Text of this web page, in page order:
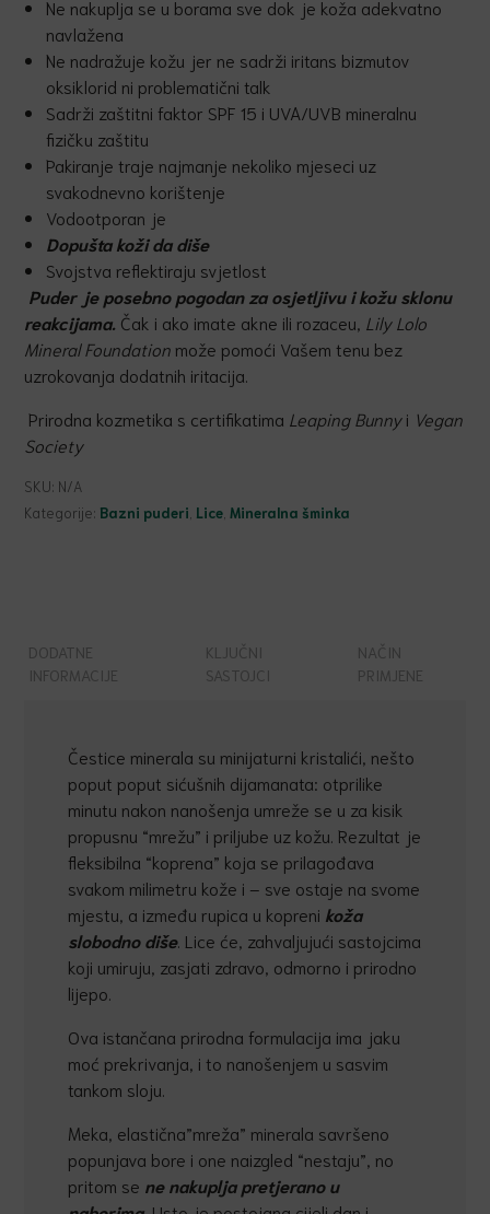
Ne nakuplja se u borama sve dok je koža adekvatno
navlažena
Ne nadražuje kožu jer ne sadrži iritans bizmutov
oksiklorid ni problematični talk
Sadrži zaštitni faktor SPF 15 i UVA/UVB mineralnu
fizičku zaštitu
Pakiranje traje najmanje nekoliko mjeseci uz
svakodnevno korištenje
Vodootporan je
Dopušta koži da diše
Svojstva reflektiraju svjetlost
Puder je posebno pogodan za osjetljivu i kožu sklonu
reakcijama. Čak i ako imate akne ili rozaceu, Lily Lolo
Mineral Foundation može pomoći Vašem tenu bez
uzrokovanja dodatnih iritacija.
Prirodna kozmetika s certifikatima Leaping Bunnyi Vegan
Society
SKU: N/A
Kategorije: Bazni puderi Lice ,Mineralna šminka
DODATNE
INFORMACIJE
KLJUČNI
SASTOJCI
NAČIN
PRIMJENE
Čestice minerala su minijaturni kristalići, nešto
poput poput sićušnih dijamanata: otprilike
minutu nakon nanošenja umreže se u za kisik
propusnu “mrežu” i priljube uz kožu. Rezultat je
fleksibilna “koprena” koja se prilagođava
svakom milimetru kože i – sve ostaje na svome
mjestu, a između rupica u kopreni koža
slobodno diše. Lice će, zahvaljujući sastojcima
koji umiruju, zasjati zdravo, odmorno i prirodno
lijepo.
Ova istančana prirodna formulacija ima jaku
moć prekrivanja, i to nanošenjem u sasvim
tankom sloju.
Meka, elastična”mreža” minerala savršeno
popunjava bore i one naizgled “nestaju”, no
pritom se ne nakuplja pretjerano u